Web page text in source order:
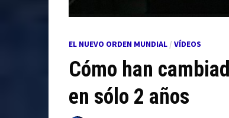
EL NUEVO ORDEN MUNDIAL/ VÍDEOS
Cómo han
en sólo 2 años